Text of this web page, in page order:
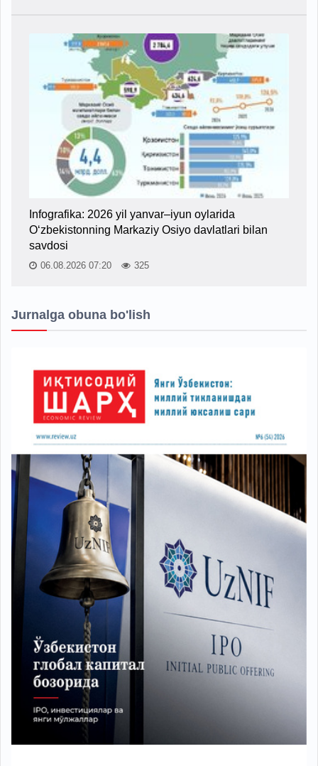
Infografika: 2026 yil yanvar–iyun oylarida
O‘zbekistonning Markaziy Osiyo davlatlari bilan
savdosi
06.08.2026 07:20 325
Jurnalga obuna bo'lish